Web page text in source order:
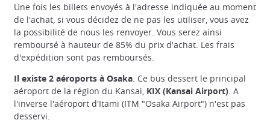
Une fois les billets envoyés à l'adresse indiquée au moment
de l'achat, si vous décidez de ne pas les utiliser, vous avez
la possibilité de nous les renvoyer. Vous serez ainsi
remboursé à hauteur de 85% du prix d'achat. Les frais
d'expédition sont pas remboursés.
Il existe 2 aéroports à Osaka. Ce bus dessert le principal
aéroport de la région du Kansai, KIX (Kansai Airport). A
l'inverse l'aéroport d'Itami (ITM "Osaka Airport") n'est pas
desservi.